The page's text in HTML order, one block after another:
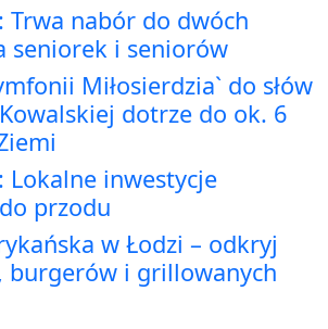
Trwa nabór do dwóch
seniorek i seniorów
Miłosierdzia` do słów
dotrze do ok. 6
Lokalne inwestycje
przodu
w Łodzi – odkryj
burgerów i grillowanych